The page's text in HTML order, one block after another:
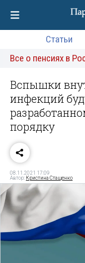
Статьи
Все о пенсиях в
Вспышки
инфекций
порядку
08.11.2021 17:09
Автор: Кристина Стащенко